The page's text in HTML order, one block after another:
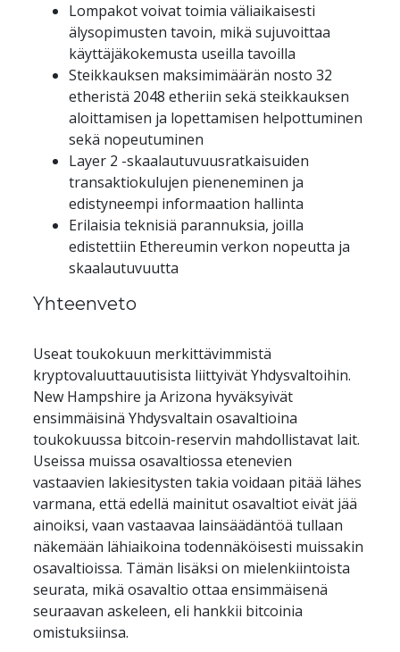
Lompakot voivat toimia väliaikaisesti
älysopimusten tavoin, mikä sujuvoittaa
käyttäjäkokemusta useilla tavoilla
Steikkauksen maksimimäärän nosto 32
etheristä 2048 etheriin sekä steikkauksen
aloittamisen ja lopettamisen helpottuminen
sekä nopeutuminen
Layer 2 -skaalautuvuusratkaisuiden
transaktiokulujen pieneneminen ja
edistyneempi informaation hallinta
Erilaisia teknisiä parannuksia, joilla
edistettiin Ethereumin verkon nopeutta ja
skaalautuvuutta
Yhteenveto
Useat toukokuun merkittävimmistä
kryptovaluuttauutisista liittyivät Yhdysvaltoihin.
New Hampshire ja Arizona hyväksyivät
ensimmäisinä Yhdysvaltain osavaltioina
toukokuussa bitcoin-reservin mahdollistavat lait.
Useissa muissa osavaltiossa etenevien
vastaavien lakiesitysten takia voidaan pitää lähes
varmana, että edellä mainitut osavaltiot eivät jää
ainoiksi, vaan vastaavaa lainsäädäntöä tullaan
näkemään lähiaikoina todennäköisesti muissakin
osavaltioissa. Tämän lisäksi on mielenkiintoista
seurata, mikä osavaltio ottaa ensimmäisenä
seuraavan askeleen, eli hankkii bitcoinia
omistuksiinsa.